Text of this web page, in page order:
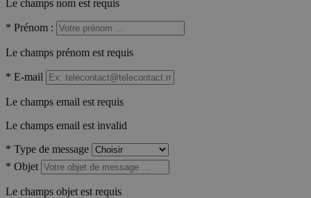
Le champs nom est requis
* Prénom :
Le champs prénom est requis
* E-mail
Le champs email est requis
Le champs email est invalid
* Type de message
* Objet
Le champs objet est requis